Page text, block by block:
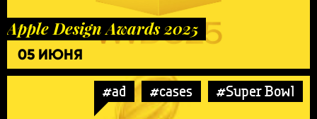
Apple Design Awards 2025
05 ИЮНЯ
#ad #cases #Super Bowl